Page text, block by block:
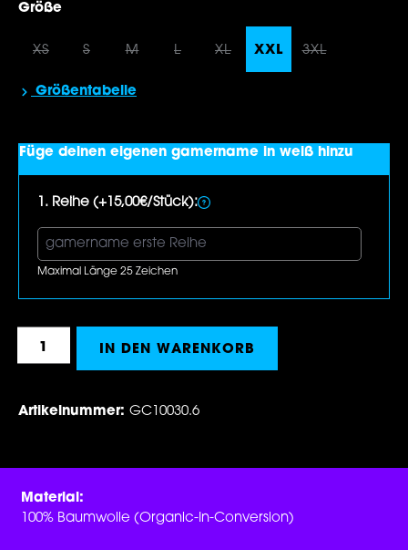
Größeauswählen
XS S M L XL XXL 3XL
Größentabelle
Füge deinen eigenen gamername in weiß hinzu
1. Reihe (+15,00€/Stück):
Maximal Länge 25 Zeichen
Produkt Anzahl: Gib den gewünschten
IN DEN WARENKORB
Artikelnummer: GC10030.6
Material:
100% Baumwolle (Organic-In-Conversion)